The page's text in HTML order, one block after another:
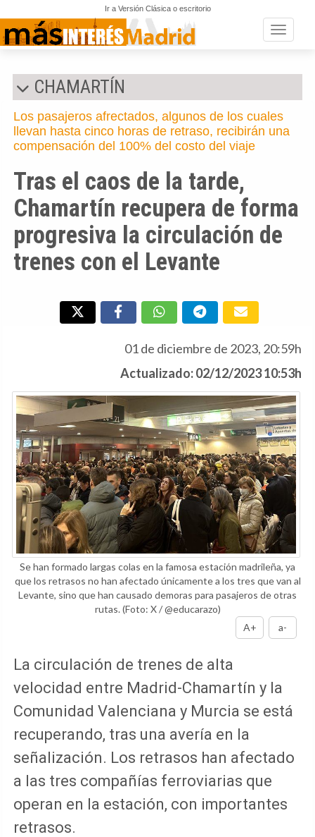
Ir a Versión Clásica o escritorio
Toggle
CHAMARTÍN
Los pasajeros afrectados, algunos de los cuales
llevan hasta cinco horas de retraso, recibirán una
compensación del 100% del costo del viaje
Tras el caos de la tarde,
Chamartín recupera de forma
progresiva la circulación de
trenes con el Levante
01 de diciembre de 2023, 20:59h
Actualizado: 02/12/2023 10:53h
Se han formado largas colas en la famosa estación madrileña, ya
que los retrasos no han afectado únicamente a los tres que van al
Levante, sino que han causado demoras para pasajeros de otras
rutas.(Foto: X / @educarazo)
A+
a-
La circulación de trenes de alta
velocidad entre Madrid-Chamartín y la
Comunidad Valenciana y Murcia se está
recuperando, tras una avería en la
señalización. Los retrasos han afectado
a las tres compañías ferroviarias que
operan en la estación, con importantes
retrasos.